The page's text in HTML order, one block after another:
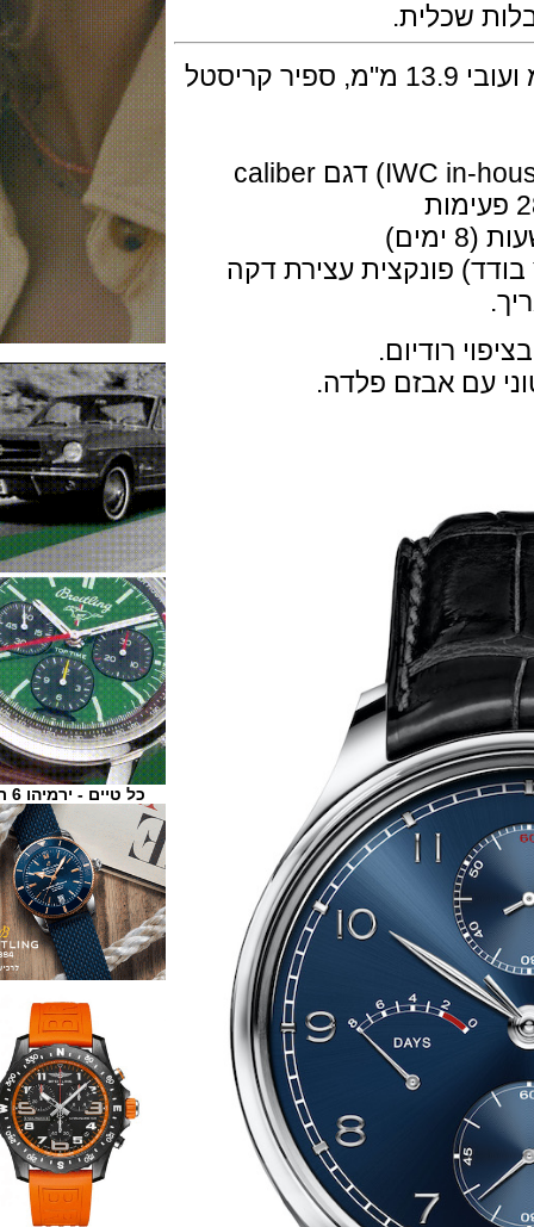
שכלית.
השעון בפלדת אל חלד בקוטר 46 מ"מ ועובי 13.9 מ"מ, ספיר קריסטל
המנגנון מתיחה ידנית ביצור עצמי ( IWC in-house) דגם caliber
פונקצית עצירת דקה
רודיום.
אבזם פלדה.
כל טיים - ירמיהו 6 ת"א